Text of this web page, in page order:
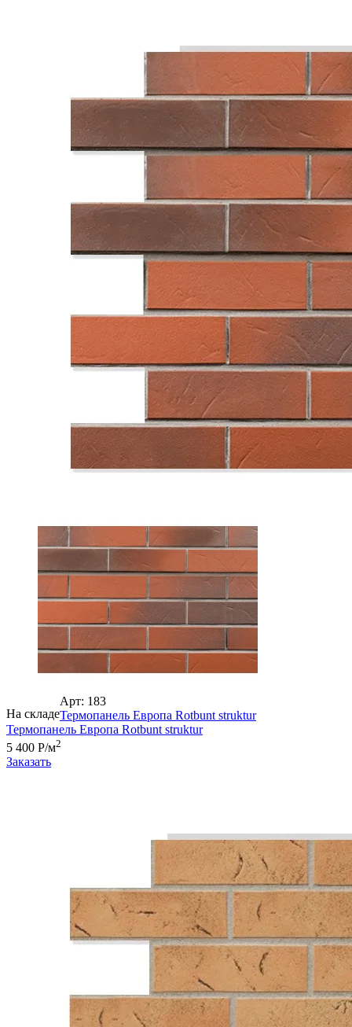
На складе
Арт: 183
Термопанель Европа Rotbunt struktur
Термопанель Европа Rotbunt struktur
5 400 Р/м2
Заказать